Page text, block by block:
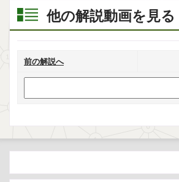
他の解説動画を見る
前の解説へ